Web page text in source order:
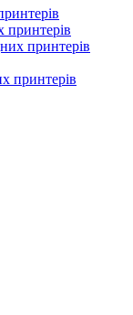
принтерів
принтерів
принтерів